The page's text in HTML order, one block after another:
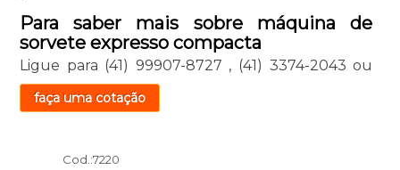
Para saber mais sobre máquina de
sorvete expresso compacta
Ligue para (41) 99907-8727 , (41) 3374-2043 ou
faça uma cotação
Cod.:7220